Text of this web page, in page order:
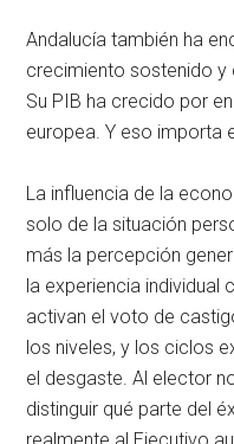
Andalucía también ha
crecimiento sostenido y
Su PIB ha crecido por
europea. Y eso importa
La influencia de la
solo de la situación
más la percepción
la experiencia individual
activan el voto de
los niveles, y los ciclos
el desgaste. Al elector
distinguir qué parte del